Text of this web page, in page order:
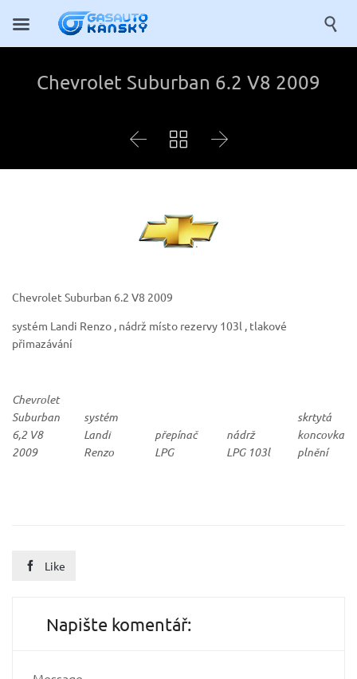

Chevrolet Suburban 6.2 V8 2009
  
Chevrolet Suburban 6.2 V8 2009
systém Landi Renzo , nádrž místo rezervy 103l , tlakové
přimazávání
Chevrolet
Suburban
6,2 V8
2009
systém
Landi
Renzo
přepínač
LPG
nádrž
LPG 103l
skrtytá
koncovka
plnění
 Like
Napište komentář: